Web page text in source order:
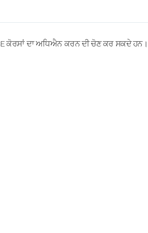
ਕੋਰਸਾਂ ਦਾ ਅਧਿਐਨ ਕਰਨ ਦੀ ਚੋਣ ਕਰ ਸਕਦੇ ਹਨ।